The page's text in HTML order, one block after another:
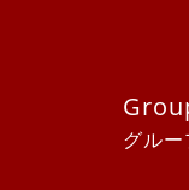
グル